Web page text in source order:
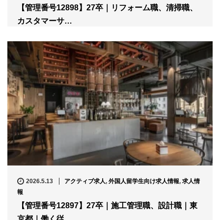
【管理番号12898】27卒｜リフォーム職、清掃職、
カスタマーサ…
2026.5.13 アクティブ求人, 外国人留学生向け求人情報, 求人情
報
【管理番号12897】27卒｜施工管理職、設計職｜東